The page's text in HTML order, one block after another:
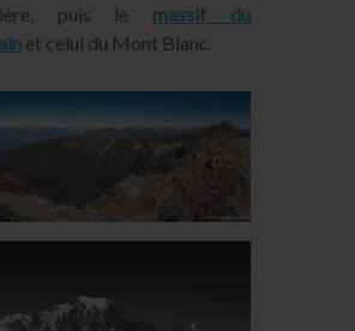
puis le massif du
et celui du Mont Blanc.